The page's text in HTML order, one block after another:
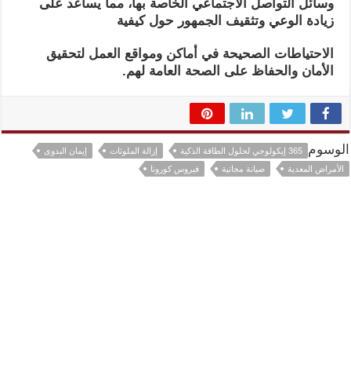
وسائل التواصل الاجتماعي الخاصة بها، مما يساعد على
زيادة الوعي وتثقيف الجمهور حول كيفية
الاحتياطات الصحيحة في أماكن ومواقع العمل لتحقيق
الأمان والحفاظ على الصحة العامة لهم.
الوسوم 365 إيكولوجي لحلول الطاقة الذكية إزالة الملوثات
إيمان البدوى
الأمراض المعدية
صيانة مجانية فيروس كورونا